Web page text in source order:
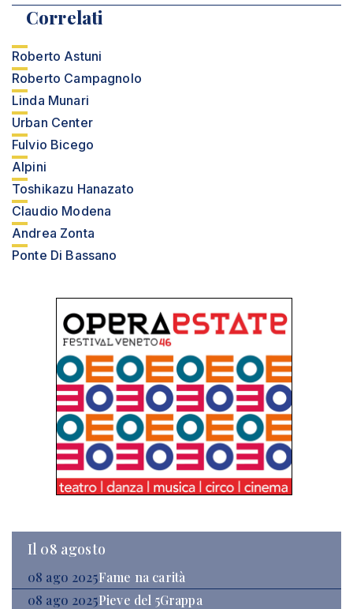
Correlati
Roberto Astuni
Roberto Campagnolo
Linda Munari
Urban Center
Fulvio Bicego
Alpini
Toshikazu Hanazato
Claudio Modena
Andrea Zonta
Ponte Di Bassano
Il 08 agosto
08 ago 2025Fame na carità
08 ago 2025Pieve del 5Grappa